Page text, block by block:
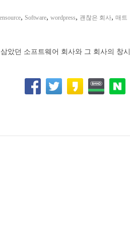
, Software, wordpress, 괜찮은 회사, 매트
았던 소프트웨어 회사와 그 회사의 창시